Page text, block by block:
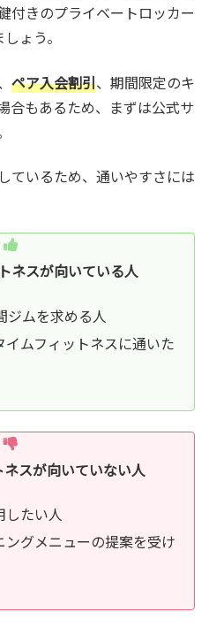
付きのプライベートロッカー
ょう。
ペア入会割引、期間限定のキ
合もあるため、まずは公式サ
ているため、通いやすさには
ネスが向いている人
ジムを求める人
ムフィットネスに通いた
スが向いていない人
したい人
グメニューの提案を受け